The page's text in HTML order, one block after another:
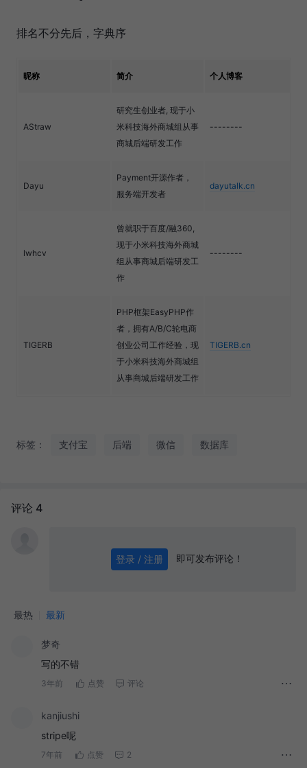
排名不分先后，字典序
昵称 简介 个人博客
AStraw
研究生创业者, 现于小
米科技海外商城组从事
商城后端研发工作
--------
Dayu
Payment开源作者，
服务端开发者
dayutalk.cn
lwhcv
曾就职于百度/融360,
现于小米科技海外商城
组从事商城后端研发工
作
--------
TIGERB
PHP框架EasyPHP作
者，拥有A/B/C轮电商
创业公司工作经验，现
于小米科技海外商城组
从事商城后端研发工作
TIGERB.cn
标签： 支付宝 后端 微信 数据库
评论 4
登录 / 注册 即可发布评论！
最热 最新
梦奇
写的不错
3年前 点赞 评论
kanjiushi
stripe呢
7年前 点赞 2